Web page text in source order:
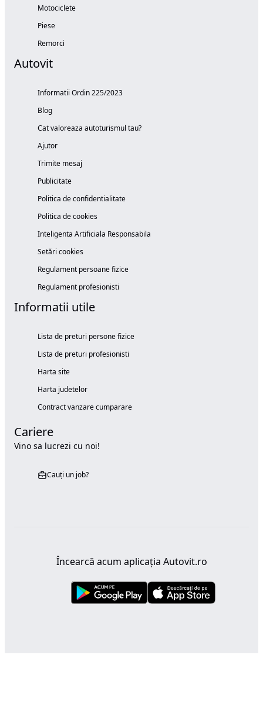
Motociclete
Piese
Remorci
Autovit
Informatii Ordin 225/2023
Blog
Cat valoreaza autoturismul tau?
Ajutor
Trimite mesaj
Publicitate
Politica de confidentialitate
Politica de cookies
Inteligenta Artificiala Responsabila
Setări cookies
Regulament persoane fizice
Regulament profesionisti
Informatii utile
Lista de preturi persone fizice
Lista de preturi profesionisti
Harta site
Harta judetelor
Contract vanzare cumparare
Cariere
Vino sa lucrezi cu noi!
Cauți un job?
Încearcă acum aplicația Autovit.ro